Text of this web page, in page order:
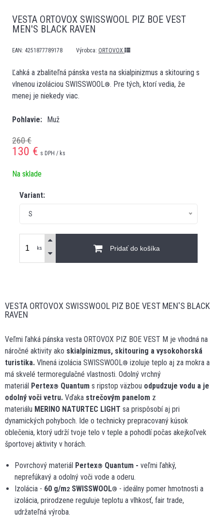
VESTA ORTOVOX SWISSWOOL PIZ BOE VEST
MEN'S BLACK RAVEN
EAN: 4251877789178 Výrobca: ORTOVOX
Ľahká a zbaliteľná pánska vesta na skialpinizmus a skitouring s
vlnenou izoláciou SWISSWOOL®. Pre tých, ktorí vedia, že
menej je niekedy viac.
Pohlavie Muž
260 €
130 € s DPH / ks
Na sklade
Variant:
S
ks Pridať do košíka
VESTA ORTOVOX SWISSWOOL PIZ BOE VEST MEN'S BLACK
RAVEN
Veľmi ľahká pánska vesta ORTOVOX PIZ BOE VEST M je vhodná na
náročné aktivity ako skialpinizmus, skitouring a vysokohorská
turistika. Vlnená izolácia SWISSWOOL® izoluje teplo aj za mokra a
má skvelé termoregulačné vlastnosti. Odolný vrchný
materiál Pertex® Quantum s ripstop väzbou odpudzuje vodu a je
odolný voči vetru. Vďaka strečovým panelom z
materiálu MERINO NATURTEC LIGHT sa prispôsobí aj pri
dynamických pohyboch. Ide o technicky prepracovaný kúsok
oblečenia, ktorý udrží tvoje telo v teple a pohodlí počas akejkoľvek
športovej aktivity v horách.
Povrchový materiál Pertex® Quantum - veľmi ľahký,
neprefúkavý a odolný voči vode a oderu.
Izolácia - 60 g/m2 SWISSWOOL® - ideálny pomer hmotnosti a
izolácia, prirodzene reguluje teplotu a vlhkosť, fair trade,
udržateľná výroba.